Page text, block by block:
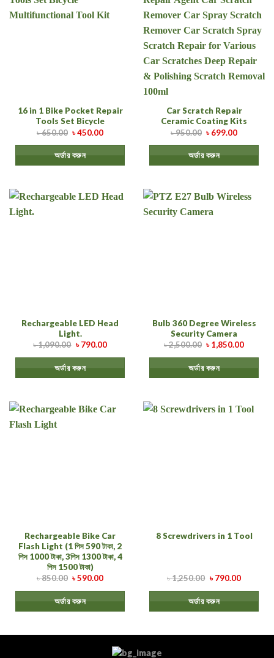
16 in 1 Bike Pocket Repair
Tools Set Bicycle
৳650.00 ৳450.00
অর্ডার করুন
Car Scratch Repair
Ceramic Coating Kits
৳950.00 ৳699.00
অর্ডার করুন
Rechargeable LED Head
Light.
৳1,090.00 ৳790.00
অর্ডার করুন
Bulb 360 Degree Wireless
Security Camera
৳2,500.00 ৳1,850.00
অর্ডার করুন
Rechargeable Bike Car
Flash Light (1 পিস 590 টাকা, 2
পিস 1000 টাকা, 3পিস 1300 টাকা, 4
পিস 1500 টাকা)
৳850.00 ৳590.00
অর্ডার করুন
8 Screwdrivers in 1 Tool
৳1,250.00 ৳790.00
অর্ডার করুন